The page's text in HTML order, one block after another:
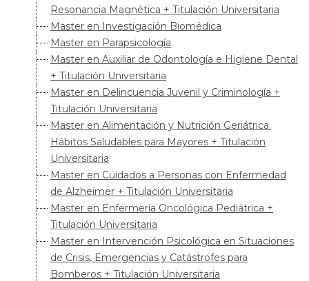
Resonancia Magnética + Titulación Universitaria
Master en Investigación Biomédica
Master en Parapsicología
Master en Auxiliar de Odontología e Higiene Dental
+ Titulación Universitaria
Master en Delincuencia Juvenil y Criminología +
Titulación Universitaria
Master en Alimentación y Nutrición Geriátrica.
Hábitos Saludables para Mayores + Titulación
Universitaria
Master en Cuidados a Personas con Enfermedad
de Alzheimer + Titulación Universitaria
Master en Enfermería Oncológica Pediátrica +
Titulación Universitaria
Master en Intervención Psicológica en Situaciones
de Crisis, Emergencias y Catástrofes para
Bomberos + Titulación Universitaria